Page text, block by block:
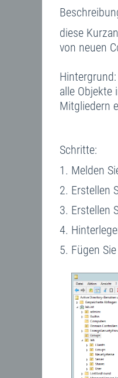
diese
von neuen
alle Objekte
Mitgliedern
Schritte:
Melden
Erstellen
Erstellen
Fügen